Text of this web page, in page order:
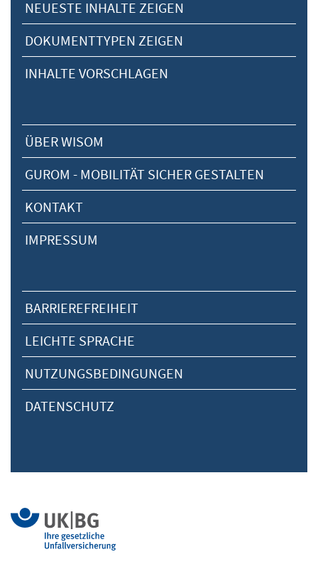
NEUESTE INHALTE ZEIGEN
DOKUMENTTYPEN ZEIGEN
INHALTE VORSCHLAGEN
ÜBER WISOM
GUROM - MOBILITÄT SICHER GESTALTEN
KONTAKT
IMPRESSUM
BARRIEREFREIHEIT
LEICHTE SPRACHE
NUTZUNGSBEDINGUNGEN
DATENSCHUTZ